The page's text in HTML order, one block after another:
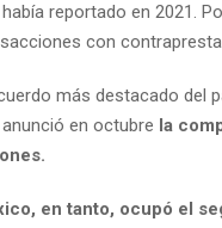
reportado en 2021.
con
más destacado del
en octubre la
en tanto, ocupó el